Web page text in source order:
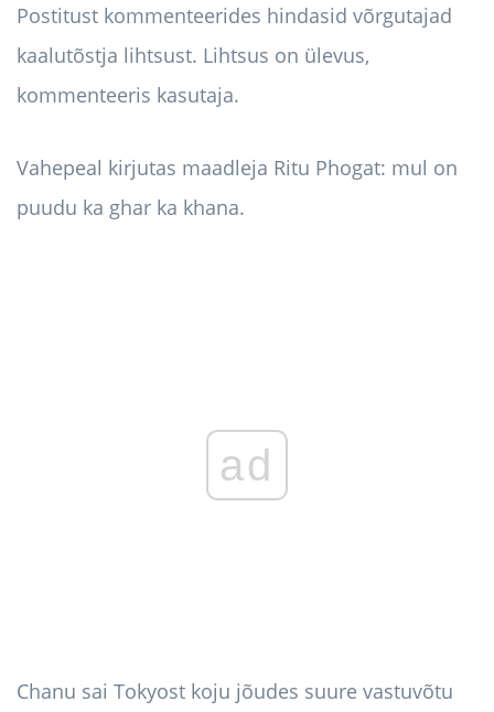
Postitust kommenteerides hindasid võrgutajad
kaalutõstja lihtsust. Lihtsus on ülevus,
kommenteeris kasutaja.
Vahepeal kirjutas maadleja Ritu Phogat: mul on
puudu ka ghar ka khana.
ad
Chanu sai Tokyost koju jõudes suure vastuvõtu